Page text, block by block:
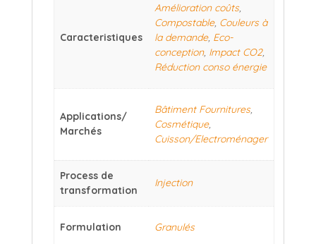
Caracteristiques
Amélioration coûts,
Compostable, Couleurs à
la demande, Eco-
conception, Impact CO2,
Réduction conso énergie
Applications/
Marchés
Bâtiment Fournitures,
Cosmétique,
Cuisson/Electroménager
Process de
transformation
Injection
Formulation Granulés